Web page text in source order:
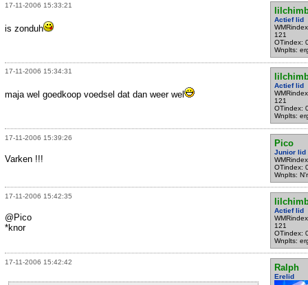
17-11-2006 15:33:21
Actief lid
121
OTindex:
Wnplts:
is zonduh
17-11-2006 15:34:31
Actief lid
121
OTindex:
Wnplts:
maja wel goedkoop voedsel dat dan weer wel
17-11-2006 15:39:26
Pico
Junior lid
OTindex:
Wnplts:
Varken !!!
17-11-2006 15:42:35
Actief lid
121
OTindex:
Wnplts:
@Pico
*knor
17-11-2006 15:42:42
Ralph
Erelid